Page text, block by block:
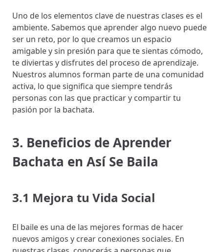
Uno de los elementos clave de nuestras clases es el
ambiente. Sabemos que aprender algo nuevo puede
ser un reto, por lo que creamos un espacio
amigable y sin presión para que te sientas cómodo,
te diviertas y disfrutes del proceso de aprendizaje.
Nuestros alumnos forman parte de una comunidad
activa, lo que significa que siempre tendrás
personas con las que practicar y compartir tu
pasión por la bachata.
3. Beneficios de Aprender
Bachata en Así Se Baila
3.1 Mejora tu Vida Social
El baile es una de las mejores formas de hacer
nuevos amigos y crear conexiones sociales. En